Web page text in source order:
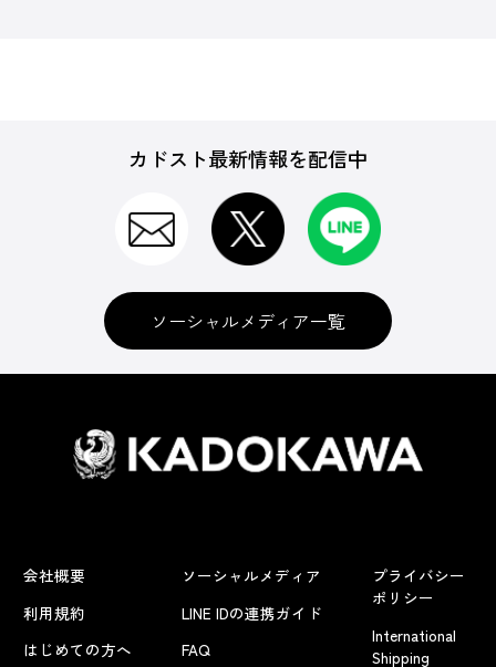
カドスト最新情報を配信中
ソーシャルメディア一覧
会社概要
利用規約
はじめての方へ
ソーシャルメディア
LINE IDの連携ガイド
FAQ
プライバシー
ポリシー
International
Shipping